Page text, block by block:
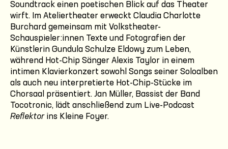
Soundtrack einen poetischen Blick auf das Theater
wirft. Im Ateliertheater erweckt Claudia Charlotte
Burchard gemeinsam mit Volkstheater-
Schauspieler:innen Texte und Fotografien der
Künstlerin Gundula Schulze Eldowy zum Leben,
während Hot-Chip Sänger Alexis Taylor in einem
intimen Klavierkonzert sowohl Songs seiner Soloalben
als auch neu interpretierte Hot-Chip-Stücke im
Chorsaal präsentiert. Jan Müller, Bassist der Band
Tocotronic, lädt anschließend zum Live-Podcast
Reflektorins Kleine Foyer.